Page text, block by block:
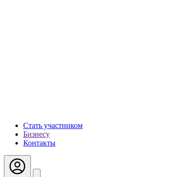
Стать участником
Бизнесу
Контакты